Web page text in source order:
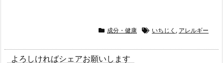
成分・健康 いちじく , アレルギー
よろしければシェアお願いします